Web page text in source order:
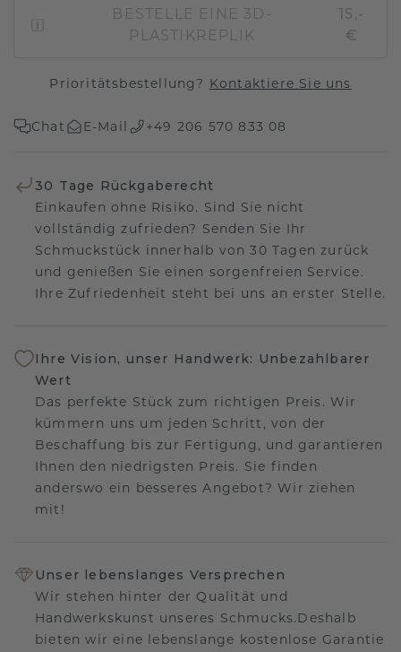
BESTELLE EINE 3D-
PLASTIKREPLIK
15,-
€
Prioritätsbestellung? Kontaktiere Sie uns
Chat E-Mail +49 206 570 833 08
30 Tage Rückgaberecht
Einkaufen ohne Risiko. Sind Sie nicht
vollständig zufrieden? Senden Sie Ihr
Schmuckstück innerhalb von 30 Tagen zurück
und genießen Sie einen sorgenfreien Service.
Ihre Zufriedenheit steht bei uns an erster Stelle.
Ihre Vision, unser Handwerk: Unbezahlbarer
Wert
Das perfekte Stück zum richtigen Preis. Wir
kümmern uns um jeden Schritt, von der
Beschaffung bis zur Fertigung, und garantieren
Ihnen den niedrigsten Preis. Sie finden
anderswo ein besseres Angebot? Wir ziehen
mit!
Unser lebenslanges Versprechen
Wir stehen hinter der Qualität und
Handwerkskunst unseres Schmucks.Deshalb
bieten wir eine lebenslange kostenlose Garantie